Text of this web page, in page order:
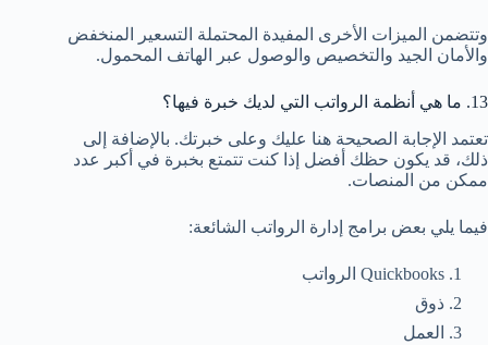
وتتضمن الميزات الأخرى المفيدة المحتملة التسعير المنخفض
والأمان الجيد والتخصيص والوصول عبر الهاتف المحمول.
13. ما هي أنظمة الرواتب التي لديك خبرة فيها؟
تعتمد الإجابة الصحيحة هنا عليك وعلى خبرتك. بالإضافة إلى
ذلك، قد يكون حظك أفضل إذا كنت تتمتع بخبرة في أكبر عدد
ممكن من المنصات.
فيما يلي بعض برامج إدارة الرواتب الشائعة:
Quickbooks الرواتب
ذوق
العمل